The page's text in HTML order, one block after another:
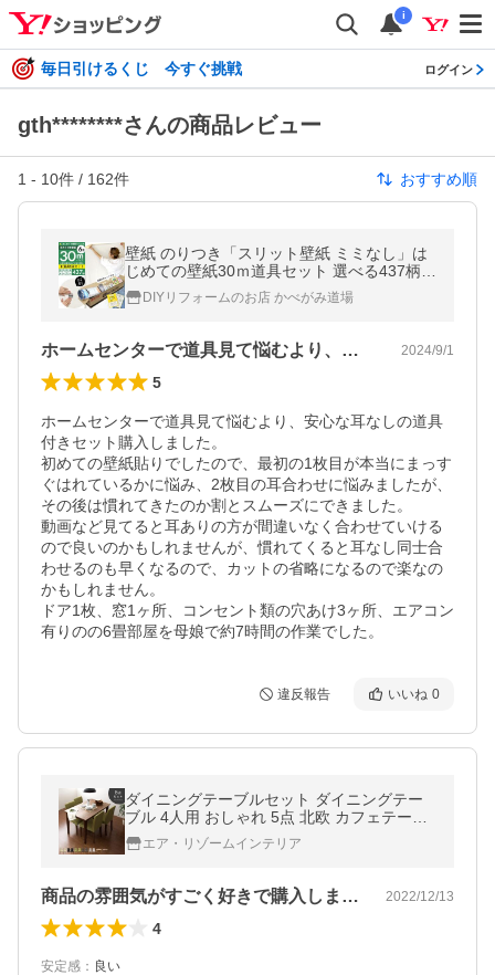
i
毎日引けるくじ 今すぐ挑戦 ログイン
gth********さんの商品レビュー
1 - 10件 / 162件 おすすめ順
壁紙 のりつき「スリット壁紙 ミミなし」は
じめての壁紙30ｍ道具セット 選べる437柄
生のり付き壁紙30ｍ+施工道具8点セット+マ
ニュアル のり付き壁紙 6畳壁
DIYリフォームのお店 かべがみ道場
ホームセンターで道具見て悩むより、安心… 2024/9/1
5
ホームセンターで道具見て悩むより、安心な耳なしの道具
付きセット購入しました。
初めての壁紙貼りでしたので、最初の1枚目が本当にまっす
ぐはれているかに悩み、2枚目の耳合わせに悩みましたが、
その後は慣れてきたのか割とスムーズにできました。
動画など見てると耳ありの方が間違いなく合わせていける
ので良いのかもしれませんが、慣れてくると耳なし同士合
わせるのも早くなるので、カットの省略になるので楽なの
かもしれません。
ドア1枚、窓1ヶ所、コンセント類の穴あけ3ヶ所、エアコン
有りのの6畳部屋を母娘で約7時間の作業でした。
違反報告 いいね 0
ダイニングテーブルセット ダイニングテー
ブル 4人用 おしゃれ 5点 北欧 カフェテーブ
ル テーブルセット ダイニングセット 四人用
食卓テーブルセット 120cm幅
エア・リゾームインテリア
商品の雰囲気がすごく好きで購入しました… 2022/12/13
4
安定感 ： 良い